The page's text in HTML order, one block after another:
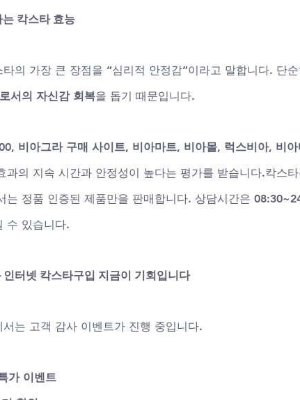
칵스타 효능
타의 가장 큰 장점을 “심리적 안정감”이라고 말합니다. 단
서의 자신감 회복을 돕기 때문입니다.
, 비아그라 구매 사이트, 비아마트, 비아몰, 럭스비아, 비
과의 지속 시간과 안정성이 높다는 평가를 받습니다.칵스
는 정품 인증된 제품만을 판매합니다. 상담시간은
수 있습니다.
인터넷 칵스타구입 지금이 기회입니다
서는 고객 감사 이벤트가 진행 중입니다.
가 이벤트